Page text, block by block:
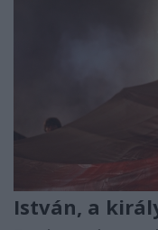
István, a